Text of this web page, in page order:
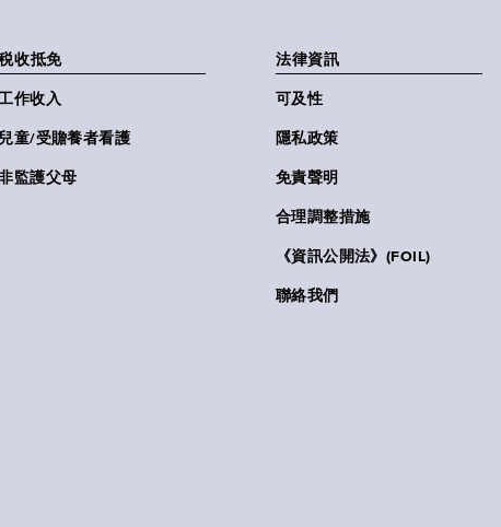
收抵免
作收入
兒童/受贍養者看護
監護父母
法律資訊
可及性
隱私政策
免責聲明
合理調整措施
《資訊公開法》(FOIL)
聯絡我們